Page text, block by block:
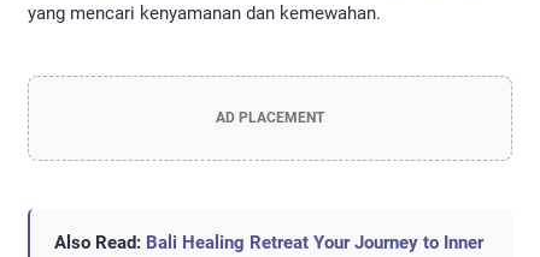
yang mencari kenyamanan dan kemewahan.
AD PLACEMENT
Also Read: Bali Healing Retreat Your Journey to Inner